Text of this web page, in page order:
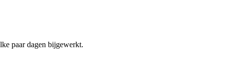
paar dagen bijgewerkt.